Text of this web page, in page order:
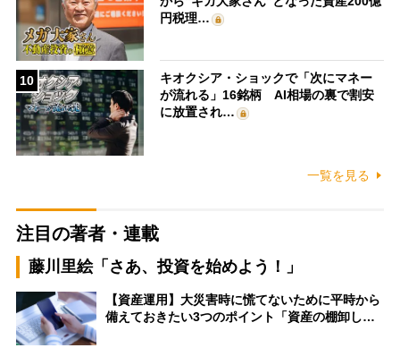
円税理…
10
キオクシア・ショックで「次にマネー
が流れる」16銘柄 AI相場の裏で割安
に放置され…
一覧を見る
注目の著者・連載
藤川里絵「さあ、投資を始めよう！」
【資産運用】大災害時に慌てないために平時から
備えておきたい3つのポイント「資産の棚卸し…